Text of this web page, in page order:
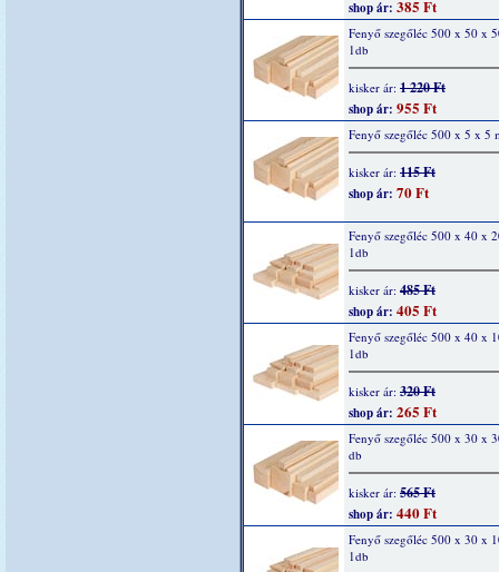
shop ár: 385 Ft
Fenyő szegőléc 500 x 50 x
1db
kisker ár: 1 220 Ft
shop ár: 955 Ft
Fenyő szegőléc 500 x 5 x 5
kisker ár: 115 Ft
shop ár: 70 Ft
Fenyő szegőléc 500 x 40 x
1db
kisker ár: 485 Ft
shop ár: 405 Ft
Fenyő szegőléc 500 x 40 x
1db
kisker ár: 320 Ft
shop ár: 265 Ft
Fenyő szegőléc 500 x 30 x
db
kisker ár: 565 Ft
shop ár: 440 Ft
Fenyő szegőléc 500 x 30 x
1db